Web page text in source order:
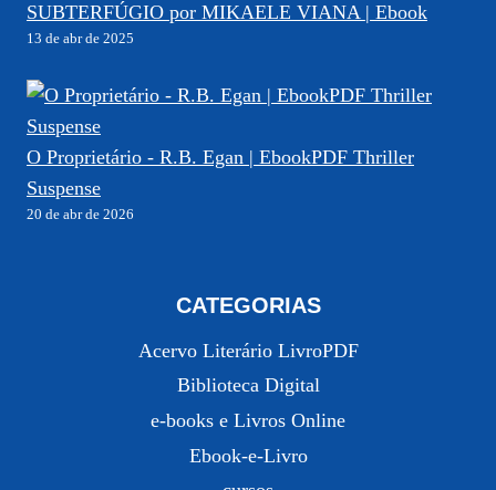
SUBTERFÚGIO por MIKAELE VIANA | Ebook
13 de abr de 2025
O Proprietário - R.B. Egan | EbookPDF Thriller
Suspense
20 de abr de 2026
CATEGORIAS
Acervo Literário LivroPDF
Biblioteca Digital
e-books e Livros Online
Ebook-e-Livro